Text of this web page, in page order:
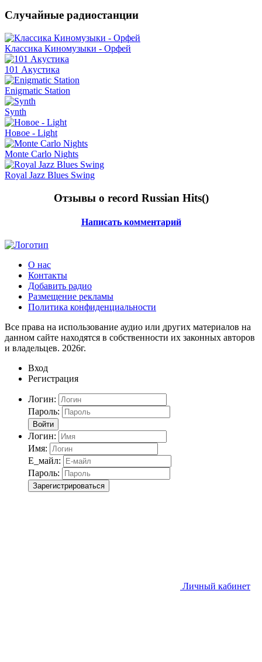
Случайные радиостанции
Классика Киномузыки - Орфей
101 Акустика
Enigmatic Station
Synth
Новое - Light
Monte Carlo Nights
Royal Jazz Blues Swing
Отзывы о record Russian Hits()
Написать комментарий
О нас
Контакты
Добавить радио
Размещение рекламы
Политика конфиденциальности
Все права на использование аудио или других материалов на
данном сайте находятся в собственности их законных авторов
и владельцев. 2026г.
Вход
Регистрация
Логин:
Пароль:
Войти
Логин:
Имя:
Е_майл:
Пароль:
Зарегистрироваться
Личный кабинет